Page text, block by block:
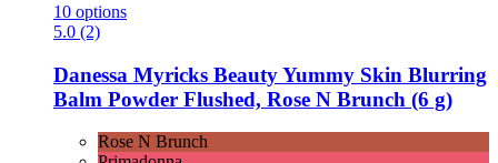
10 options
5.0 (2)
Danessa Myricks BeautyYummy Skin Blurring
Balm Powder Flushed, Rose N Brunch (6 g)
Rose N Brunch